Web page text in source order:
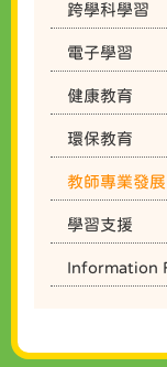
跨學科學習
電子學習
健康教育
環保教育
教師專業發展
學習支援
Information